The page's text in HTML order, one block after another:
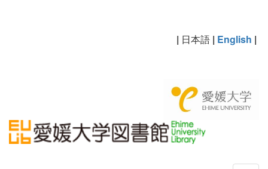
| 日本語 | English |